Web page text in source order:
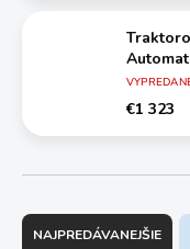
€1 323
R
a
NAJPREDÁVANEJŠIE